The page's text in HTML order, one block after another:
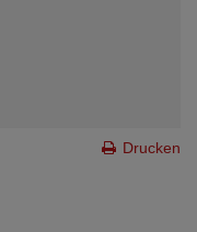
Drucken